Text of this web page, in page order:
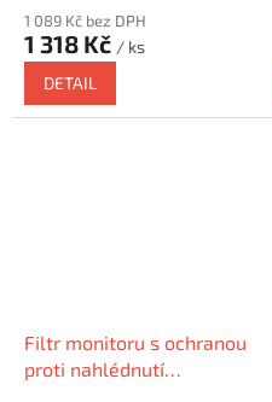
1 089 Kč bez DPH
1 318 Kč / ks
DETAIL
Filtr monitoru s ochranou
proti nahlédnutí